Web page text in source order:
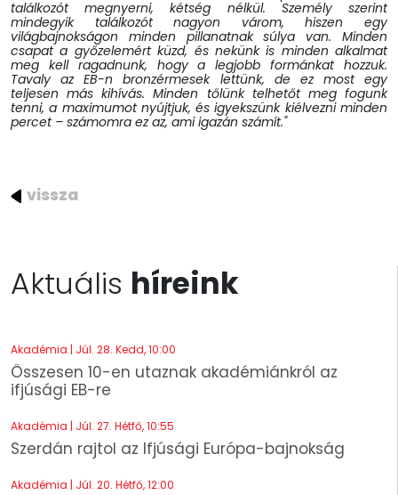
Aktuális híreink
Akadémia | Júl. 28. Kedd, 10:00
Összesen 10-en utaznak akadémiánkról az
ifjúsági EB-re
Akadémia | Júl. 27. Hétfő, 10:55
Szerdán rajtol az Ifjúsági Európa-bajnokság
Akadémia | Júl. 20. Hétfő, 12:00
találkozót megnyerni, kétség nélkül. Személy szerint
mindegyik találkozót nagyon várom, hiszen egy
világbajnokságon minden pillanatnak súlya van. Minden
csapat a győzelemért küzd, és nekünk is minden alkalmat
meg kell ragadnunk, hogy a legjobb formánkat hozzuk.
Tavaly az EB-n bronzérmesek lettünk, de ez most egy
teljesen más kihívás. Minden tőlünk telhetőt meg fogunk
tenni, a maximumot nyújtjuk, és igyekszünk kiélvezni minden
percet – számomra ez az, ami igazán számít."
vissza